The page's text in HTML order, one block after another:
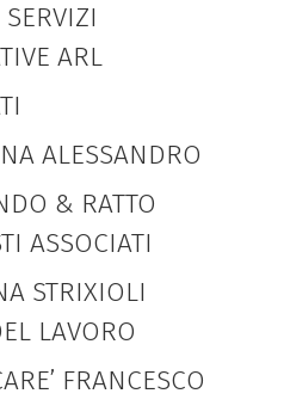
ARL
ALESSANDRO
& RATTO
ASSOCIATI
STRIXIOLI
LAVORO
FRANCESCO